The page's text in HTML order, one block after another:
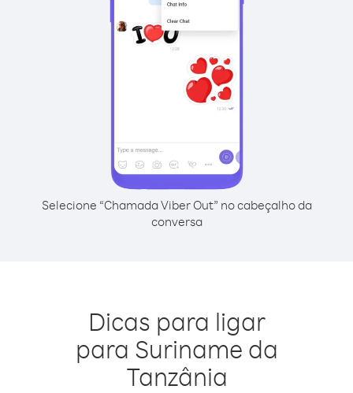
Selecione “Chamada Viber Out” no cabeçalho da
conversa
Dicas para ligar
para Suriname da
Tanzânia